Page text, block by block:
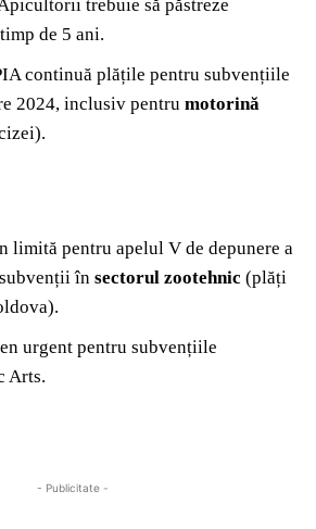
trebuie să păstreze
de 5 ani.
continuă plățile pentru subvențiile
2024, inclusiv pentru motorină
limită pentru apelul V de depunere a
în sectorul zootehnic (plăți
urgent pentru subvențiile
Arts.
- Publicitate -